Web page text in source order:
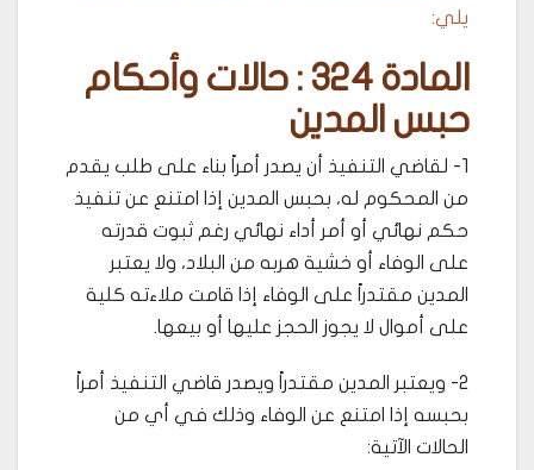
يلي:
المادة 324 : حالات وأحكام
حبس المدين
1- لقاضي التنفيذ أن يصدر أمراً بناء على طلب يقدم
من المحكوم له، بحبس المدين إذا امتنع عن تنفيذ
حكم نهائي أو أمر أداء نهائي رغم ثبوت قدرته
على الوفاء أو خشية هربه من البلاد، ولا يعتبر
المدين مقتدراً على الوفاء إذا قامت ملاءته كلية
على أموال لا يجوز الحجز عليها أو بيعها.
2- ويعتبر المدين مقتدراً ويصدر قاضي التنفيذ أمراً
بحبسه إذا امتنع عن الوفاء وذلك في أي من
الحالات الآتية: